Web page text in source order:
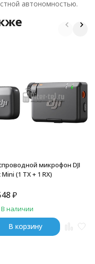
автономностью.
микрофон DJI
Mini (1 TX + 1 RX)
₽
В наличии
В корзину